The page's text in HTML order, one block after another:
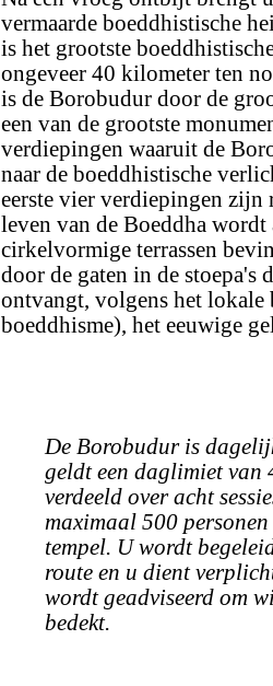
vermaarde boeddhistische
is het grootste
ongeveer 40 kilometer ten
is de Borobudur door de
een van de grootste
verdiepingen waaruit de
naar de boeddhistische
eerste vier verdiepingen
leven van de Boeddha
cirkelvormige terrassen
door de gaten in de stoepa's
ontvangt, volgens het
boeddhisme), het eeuwige
De Borobudur is
geldt een daglimiet van
verdeeld over acht
maximaal 500
tempel. U wordt
route en u dient
wordt geadviseerd om
bedekt.